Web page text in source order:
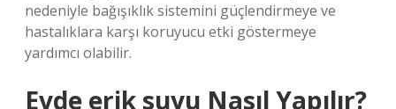
nedeniyle bağışıklık sistemini güçlendirmeye ve
hastalıklara karşı koruyucu etki göstermeye
yardımcı olabilir.
Evde erik suyu Nasıl Yapılır?